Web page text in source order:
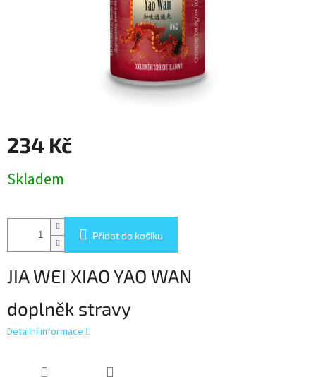
234 Kč
cena:
Skladem
Přidat do košíku
JIA WEI XIAO YAO WAN
doplněk stravy
Detailní informace